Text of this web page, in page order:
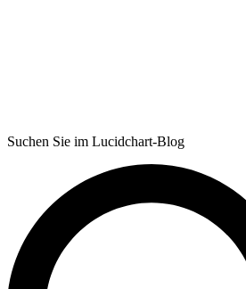
Suchen Sie im Lucidchart-Blog